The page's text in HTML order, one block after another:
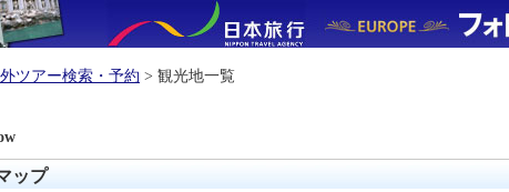
ツアー検索・予約 > 観光地一覧
ップ